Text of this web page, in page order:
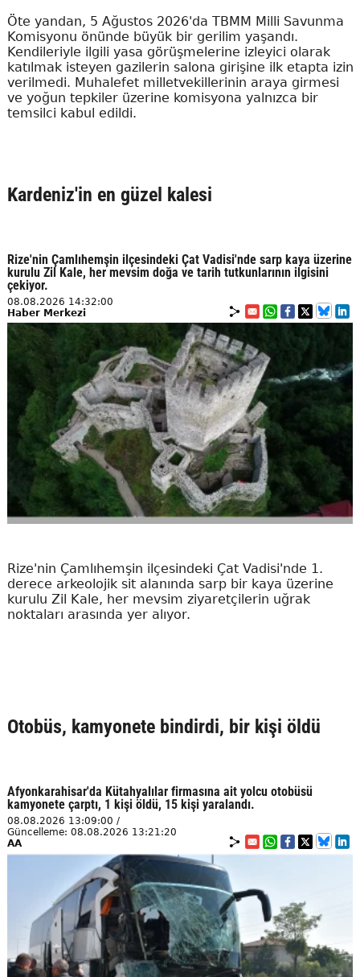
Öte yandan, 5 Ağustos 2026'da TBMM Milli Savunma
Komisyonu önünde büyük bir gerilim yaşandı.
Kendileriyle ilgili yasa görüşmelerine izleyici olarak
katılmak isteyen gazilerin salona girişine ilk etapta izin
verilmedi. Muhalefet milletvekillerinin araya girmesi
ve yoğun tepkiler üzerine komisyona yalnızca bir
temsilci kabul edildi.
Kardeniz'in en güzel kalesi
Rize'nin Çamlıhemşin ilçesindeki Çat Vadisi'nde sarp kaya üzerine
kurulu Zil Kale, her mevsim doğa ve tarih tutkunlarının ilgisini
çekiyor.
08.08.2026 14:32:00
Haber Merkezi
Rize'nin Çamlıhemşin ilçesindeki Çat Vadisi'nde 1.
derece arkeolojik sit alanında sarp bir kaya üzerine
kurulu Zil Kale, her mevsim ziyaretçilerin uğrak
noktaları arasında yer alıyor.
Otobüs, kamyonete bindirdi, bir kişi öldü
Afyonkarahisar'da Kütahyalılar firmasına ait yolcu otobüsü
kamyonete çarptı, 1 kişi öldü, 15 kişi yaralandı.
08.08.2026 13:09:00 /
Güncelleme: 08.08.2026 13:21:20
AA